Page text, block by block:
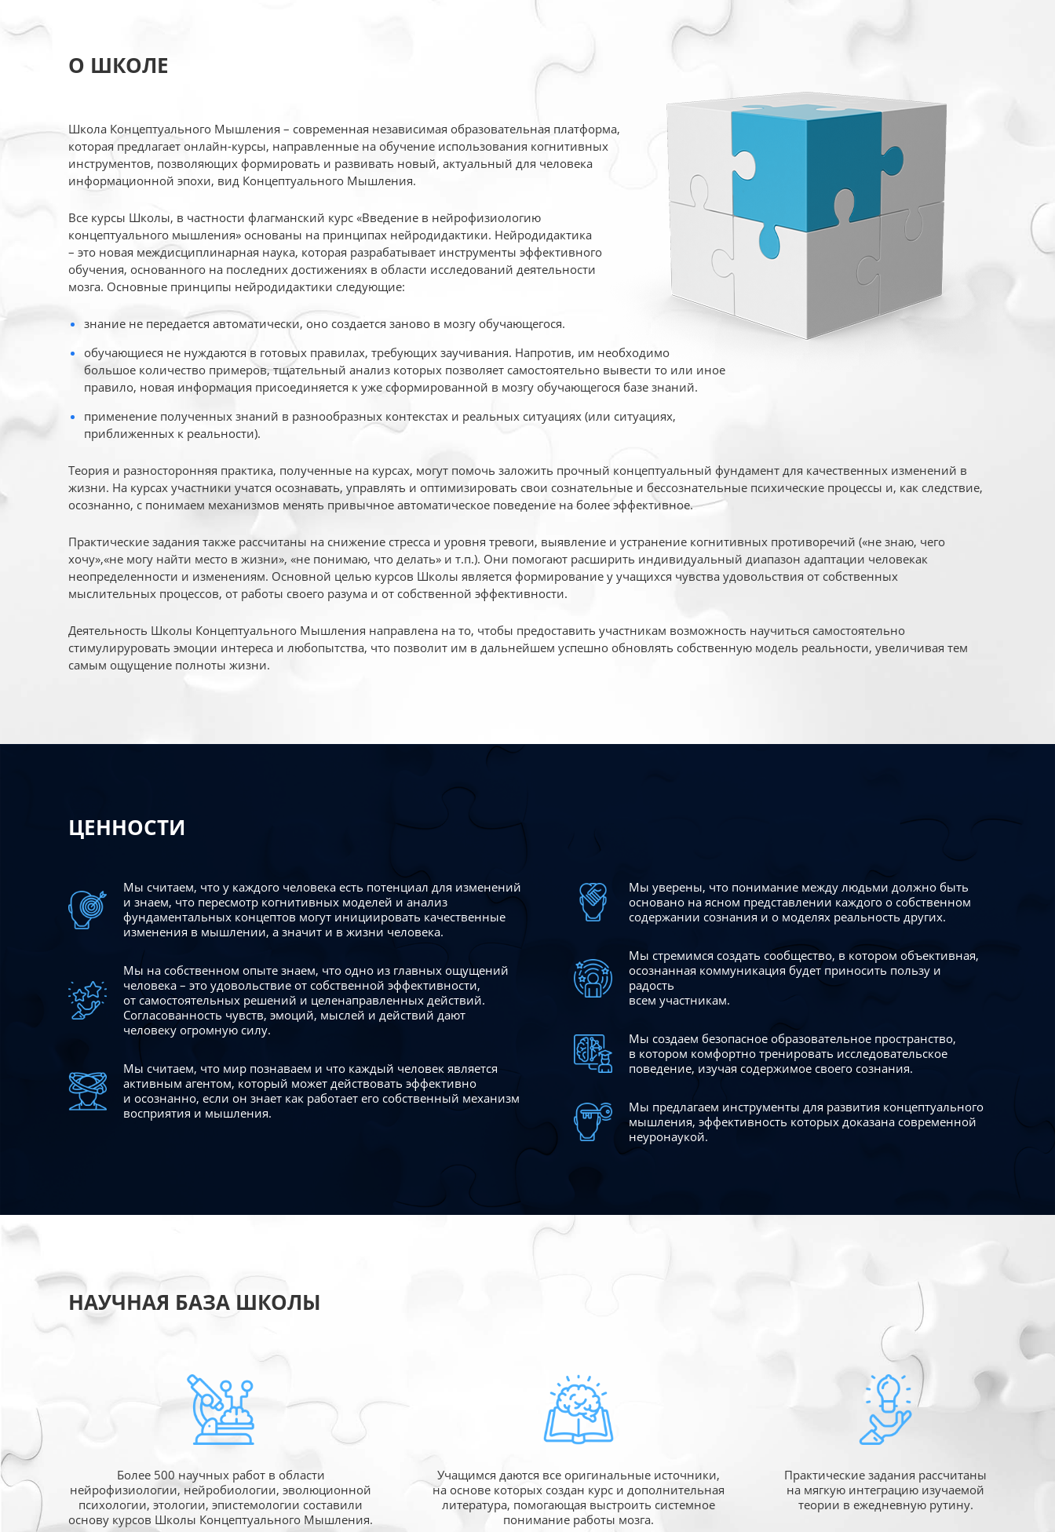
О ШКОЛЕ
Школа Концептуального Мышления – современная независимая образовательная платформа,
которая предлагает онлайн-курсы, направленные на обучение использования когнитивных
инструментов, позволяющих формировать и развивать новый, актуальный для человека
информационной эпохи, вид Концептуального Мышления.
Все курсы Школы, в частности флагманский курс «Введение в нейрофизиологию
концептуального мышления» основаны на принципах нейродидактики. Нейродидактика
– это новая междисциплинарная наука, которая разрабатывает инструменты эффективного
обучения, основанного на последних достижениях в области исследований деятельности
мозга. Основные принципы нейродидактики следующие:
знание не передается автоматически, оно создается заново в мозгу обучающегося.
обучающиеся не нуждаются в готовых правилах, требующих заучивания. Напротив, им необходимо
большое количество примеров, тщательный анализ которых позволяет самостоятельно вывести то или иное
правило, новая информация присоединяется к уже сформированной в мозгу обучающегося базе знаний.
применение полученных знаний в разнообразных контекстах и реальных ситуациях (или ситуациях,
приближенных к реальности).
Теория и разносторонняя практика, полученные на курсах, могут помочь заложить прочный концептуальный фундамент для качественных изменений в
жизни. На курсах участники учатся осознавать, управлять и оптимизировать свои сознательные и бессознательные психические процессы и, как следствие,
осознанно, с понимаем механизмов менять привычное автоматическое поведение на более эффективное.
Практические задания также рассчитаны на снижение стресса и уровня тревоги, выявление и устранение когнитивных противоречий («не знаю, чего
хочу»,«не могу найти место в жизни», «не понимаю, что делать» и т.п.). Они помогают расширить индивидуальный диапазон адаптации человекак
неопределенности и изменениям. Основной целью курсов Школы является формирование у учащихся чувства удовольствия от собственных
мыслительных процессов, от работы своего разума и от собственной эффективности.
Деятельность Школы Концептуального Мышления направлена на то, чтобы предоставить участникам возможность научиться самостоятельно
стимулируровать эмоции интереса и любопытства, что позволит им в дальнейшем успешно обновлять собственную модель реальности, увеличивая тем
самым ощущение полноты жизни.
ЦЕННОСТИ
Мы считаем, что у каждого человека есть потенциал для изменений
и знаем, что пересмотр когнитивных моделей и анализ
фундаментальных концептов могут инициировать качественные
изменения в мышлении, а значит и в жизни человека.
Мы на собственном опыте знаем, что одно из главных ощущений
человека – это удовольствие от собственной эффективности,
от самостоятельных решений и целенаправленных действий.
Согласованность чувств, эмоций, мыслей и действий дают
человеку огромную силу.
Мы считаем, что мир познаваем и что каждый человек является
активным агентом, который может действовать эффективно
и осознанно, если он знает как работает его собственный механизм
восприятия и мышления.
Мы уверены, что понимание между людьми должно быть
основано на ясном представлении каждого о собственном
содержании сознания и о моделях реальность других.
Мы стремимся создать сообщество, в котором объективная,
осознанная коммуникация будет приносить пользу и
радость
всем участникам.
Мы создаем безопасное образовательное пространство,
в котором комфортно тренировать исследовательское
поведение, изучая содержимое своего сознания.
Мы предлагаем инструменты для развития концептуального
мышления, эффективность которых доказана современной
неуронаукой.
НАУЧНАЯ БАЗА ШКОЛЫ
Более 500 научных работ в области
нейрофизиологии, нейробиологии, эволюционной
психологии, этологии, эпистемологии составили
основу курсов Школы Концептуального Мышления.
Учащимся даются все оригинальные источники,
на основе которых создан курс и дополнительная
литература, помогающая выстроить системное
понимание работы мозга.
Практические задания рассчитаны
на мягкую интеграцию изучаемой
теории в ежедневную рутину.